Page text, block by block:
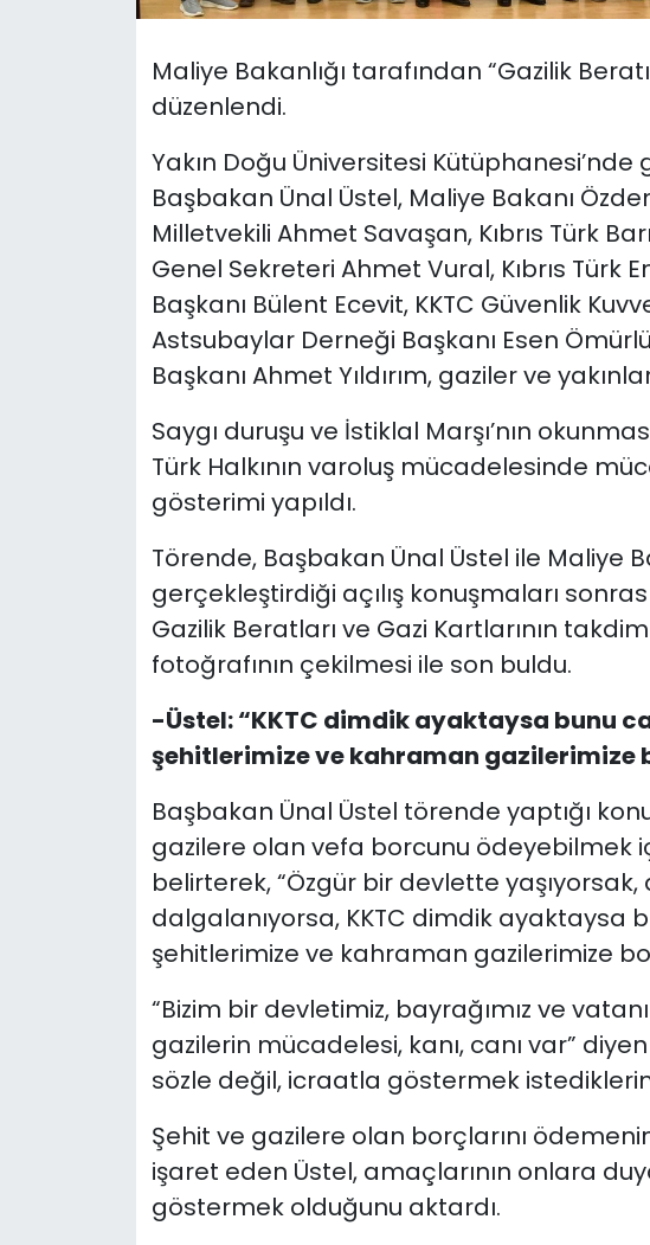
Maliye Bakanlığı tarafından “Gazilik
düzenlendi.
Yakın Doğu Üniversitesi
Başbakan Ünal Üstel, Maliye Bakanı
Milletvekili Ahmet Savaşan, Kıbrıs Türk
Genel Sekreteri Ahmet Vural, Kıbrıs Türk
Başkanı Bülent Ecevit, KKTC Güvenlik
Astsubaylar Derneği Başkanı Esen
Başkanı Ahmet Yıldırım, gaziler ve
Saygı duruşu ve İstiklal Marşı’nın
Türk Halkının varoluş mücadelesinde
gösterimi yapıldı.
Törende, Başbakan Ünal Üstel ile Maliye
gerçekleştirdiği açılış konuşmaları
Gazilik Beratları ve Gazi Kartlarının
fotoğrafının çekilmesi ile son buldu.
-Üstel: “KKTC dimdik ayaktaysa bunu
şehitlerimize ve kahraman gazilerimize
Başbakan Ünal Üstel törende yaptığı
gazilere olan vefa borcunu ödeyebilmek
belirterek, “Özgür bir devlette yaşıyorsak,
dalgalanıyorsa, KKTC dimdik ayaktaysa
şehitlerimize ve kahraman gazilerimize
“Bizim bir devletimiz, bayrağımız ve
gazilerin mücadelesi, kanı, canı var”
sözle değil, icraatla göstermek
Şehit ve gazilere olan borçlarını
işaret eden Üstel, amaçlarının onlara
göstermek olduğunu aktardı.
Teknoloji
Video Galeri
Yazarlar